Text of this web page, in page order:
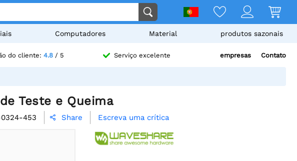
Computadores Material produtos sazonais
do cliente: 4.8/ 5 Serviço excelente empresas Contato
Teste e Queima
0324-453  Share Escreva uma crítica